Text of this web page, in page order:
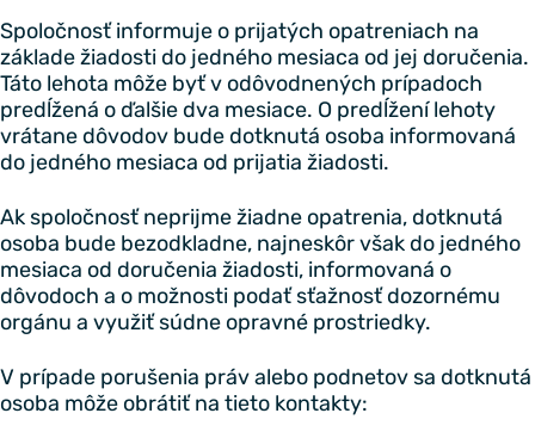
Spoločnosť informuje o prijatých opatreniach na
základe žiadosti do jedného mesiaca od jej doručenia.
Táto lehota môže byť v odôvodnených prípadoch
predĺžená o ďalšie dva mesiace. O predĺžení lehoty
vrátane dôvodov bude dotknutá osoba informovaná
do jedného mesiaca od prijatia žiadosti.
Ak spoločnosť neprijme žiadne opatrenia, dotknutá
osoba bude bezodkladne, najneskôr však do jedného
mesiaca od doručenia žiadosti, informovaná o
dôvodoch a o možnosti podať sťažnosť dozornému
orgánu a využiť súdne opravné prostriedky.
V prípade porušenia práv alebo podnetov sa dotknutá
osoba môže obrátiť na tieto kontakty: